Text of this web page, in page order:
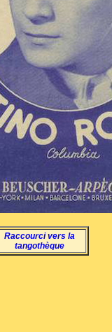
Raccourci vers la
tangothèque